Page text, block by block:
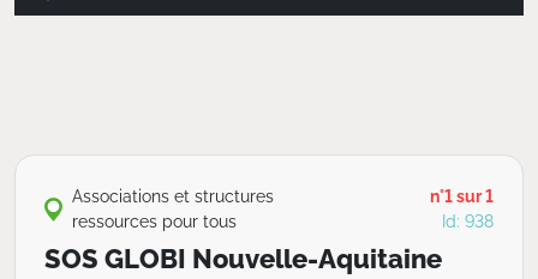
Associations et structures
ressources pour tous
n°1 sur 1
Id: 938
SOS GLOBI Nouvelle-Aquitaine